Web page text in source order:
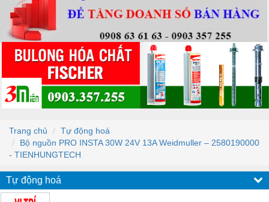
Trang chủ
Tự động hoá
Bộ nguồn PRO INSTA 30W 24V 13A Weidmuller – 2580190000
- TIENHUNGTECH
Tự động hoá